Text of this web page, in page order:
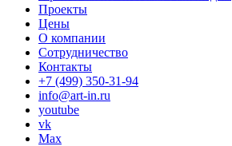
Проекты
Цены
О компании
Сотрудничество
Контакты
+7 (499) 350-31-94
info@art-in.ru
youtube
vk
Max